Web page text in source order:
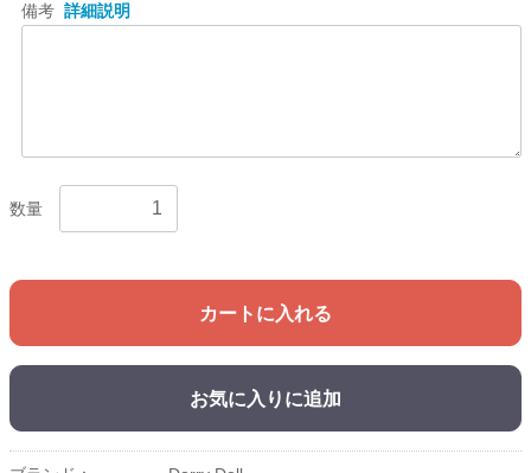
備考 詳細説明
数量
カートに入れる
お気に入りに追加